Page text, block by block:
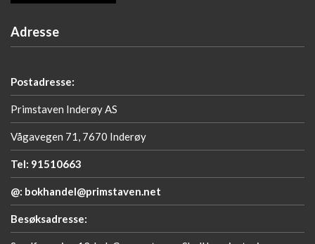
Adresse
Postadresse:
Primstaven Inderøy AS
Vågavegen 71, 7670 Inderøy
Tel: 91510663
@: bokhandel@primstaven.net
Besøksadresse: